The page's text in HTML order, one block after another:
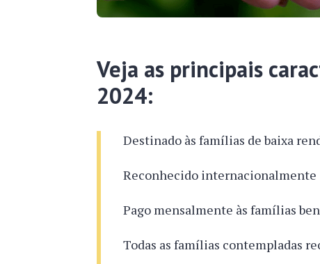
Veja as principais
2024:
Destinado às famílias de baixa
Reconhecido internacionalmente
Pago mensalmente às famílias
Todas as famílias contempladas